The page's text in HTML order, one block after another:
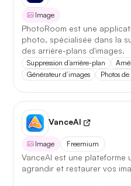
Image
PhotoRoom est une
photo, spécialisée dans la
des arrière-plans d'images.
Suppression d’arrière-plan
Générateur d’images
Photos
VanceAI
Image Freemium
VanceAI est une plateforme
agrandir et restaurer vos